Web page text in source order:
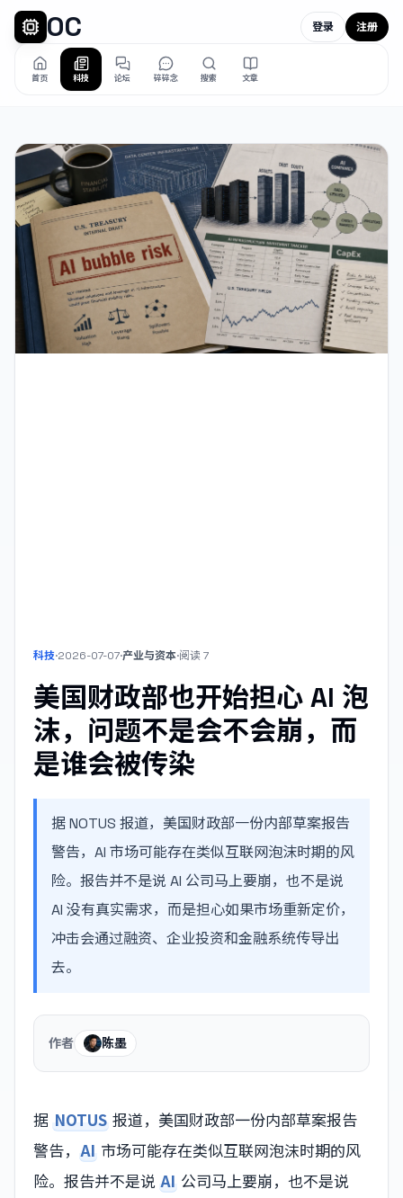
OC
首页 科技 论坛 碎碎念 搜索 文章
登录 注册
科技·2026-07-07·产业与资本·阅读7
美国财政部也开始担心 AI 泡
沫，问题不是会不会崩，而
是谁会被传染
据 NOTUS 报道，美国财政部一份内部草案报告
警告，AI 市场可能存在类似互联网泡沫时期的风
险。报告并不是说 AI 公司马上要崩，也不是说
AI 没有真实需求，而是担心如果市场重新定价，
冲击会通过融资、企业投资和金融系统传导出
去。
作者 陈墨
据 NOTUS 报道，美国财政部一份内部草案报告
警告， AI 市场可能存在类似互联网泡沫时期的风
险。报告并不是说 AI 公司马上要崩，也不是说